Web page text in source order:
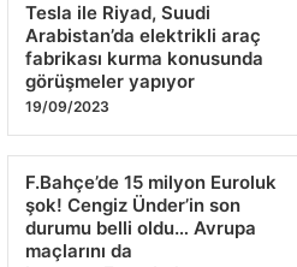
Tesla ile Riyad, Suudi
Arabistan’da elektrikli araç
fabrikası kurma konusunda
görüşmeler yapıyor
19/09/2023
F.Bahçe’de 15 milyon Euroluk
şok! Cengiz Ünder’in son
durumu belli oldu… Avrupa
maçlarını da